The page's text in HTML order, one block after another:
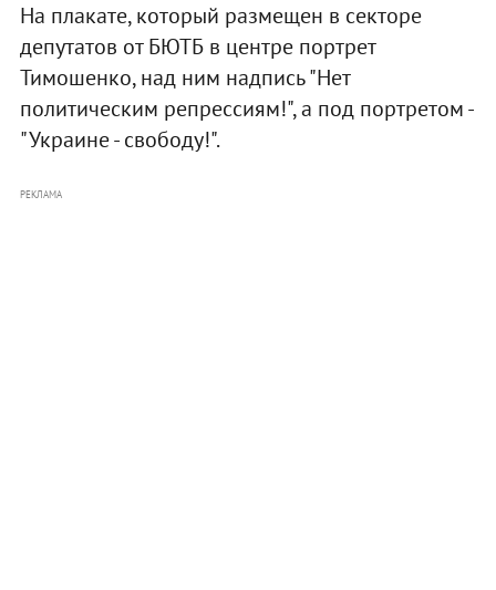
На плакате, который размещен в секторе
депутатов от БЮТБ в центре портрет
Тимошенко, над ним надпись "Нет
политическим репрессиям!", а под портретом -
"Украине - свободу!".
РЕКЛАМА